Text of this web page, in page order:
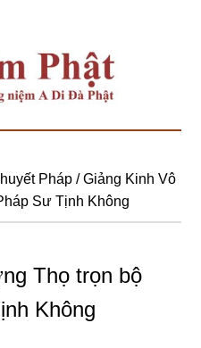
Pháp /Giảng Kinh Vô
Sư Tịnh Không
Thọ trọn bộ
Không